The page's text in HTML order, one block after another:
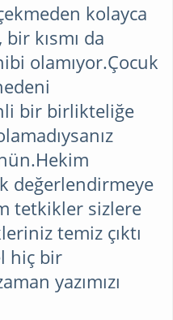
kolayca
kısmı da
olamıyor.Çocuk
bir birlikteliğe
değerlendirmeye
tetkikler sizlere
temiz çıktı
hiç bir
yazımızı